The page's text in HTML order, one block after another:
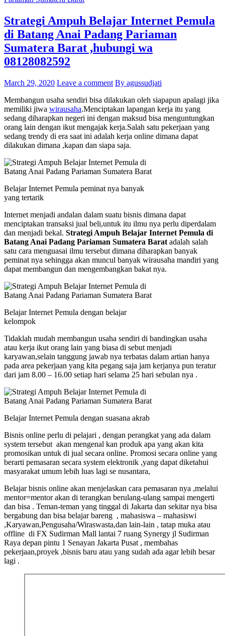
Strategi Ampuh Belajar Internet Pemula
di Batang Anai Padang Pariaman
Sumatera Barat ,hubungi wa
08128082592
March 29, 2020 Leave a comment By agussudjati
Membangun usaha sendiri bisa dilakukan oleh siapapun apalagi jika
memiliki jiwa wirausaha.Menciptakan lapangan kerja itu yang
sedang diharapkan negeri ini dengan maksud bisa menguntungkan
orang lain dengan ikut mengajak kerja.Salah satu pekerjaan yang
sedang trendy di era saat ini adalah kerja online dimana dapat
dilakukan dimana ,kapan dan siapa saja.
Belajar Internet Pemula peminat nya banyak
yang tertarik
Internet menjadi andalan dalam suatu bisnis dimana dapat
menciptakan transaksi jual beli,untuk itu ilmu nya perlu diperdalam
dan menjadi bekal. Strategi Ampuh Belajar Internet Pemula di
Batang Anai Padang Pariaman Sumatera Barat adalah salah
satu cara menguasai ilmu tersebut dimana diharapkan banyak
peminat nya sehingga akan muncul banyak wirausaha mandiri yang
dapat membangun dan mengembangkan bakat nya.
Belajar Internet Pemula dengan belajar
kelompok
Tidaklah mudah membangun usaha sendiri di bandingkan usaha
atau kerja ikut orang lain yang biasa di sebut menjadi
karyawan,selain tanggung jawab nya terbatas dalam artian hanya
pada area pekerjaan yang kita pegang saja jam kerjanya pun teratur
dari jam 8.00 – 16.00 setiap hari selama 25 hari sebulan nya .
Belajar Internet Pemula dengan suasana akrab
Bisnis online perlu di pelajari , dengan perangkat yang ada dalam
system tersebut akan mengenal kan produk apa yang akan kita
promosikan untuk di jual secara online. Promosi secara online yang
berarti pemasaran secara system elektronik ,yang dapat diketahui
masyarakat umum lebih luas lagi se nusantara,
Belajar bisnis online akan menjelaskan cara pemasaran nya ,melalui
mentor=mentor akan di terangkan berulang-ulang sampai mengerti
dan bisa . Teman-teman yang tinggal di Jakarta dan sekitar nya bisa
bergabung dan bisa belajar bareng , mahasiswa – mahasiswi
,Karyawan,Pengusaha/Wiraswasta,dan lain-lain , tatap muka atau
offline di FX Sudirman Mall lantai 7 ruang Synergy jl Sudirman
Raya depan pintu 1 Senayan Jakarta Pusat , membahas
pekerjaan,proyek ,bisnis baru atau yang sudah ada agar lebih besar
lagi .